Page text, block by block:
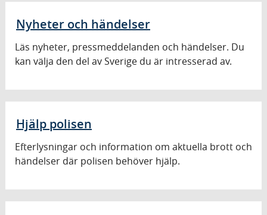
Nyheter och händelser
Läs nyheter, pressmeddelanden och händelser. Du
kan välja den del av Sverige du är intresserad av.
Hjälp polisen
Efterlysningar och information om aktuella brott och
händelser där polisen behöver hjälp.